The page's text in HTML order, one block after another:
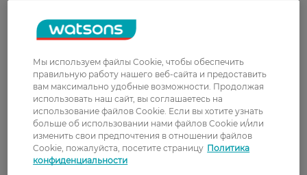
0
З 0 відгуків
0 відгуків
Доставка
Новая почта
Мы используем файлы Cookie, чтобы обеспечить
правильную работу нашего веб-сайта и предоставить
вам максимально удобные возможности. Продолжая
использовать наш сайт, вы соглашаетесь на
использование файлов Cookie. Если вы хотите узнать
больше об использовании нами файлов Cookie и/или
изменить свои предпочтения в отношении файлов
Cookie, пожалуйста, посетите страницу Политика
конфиденциальности